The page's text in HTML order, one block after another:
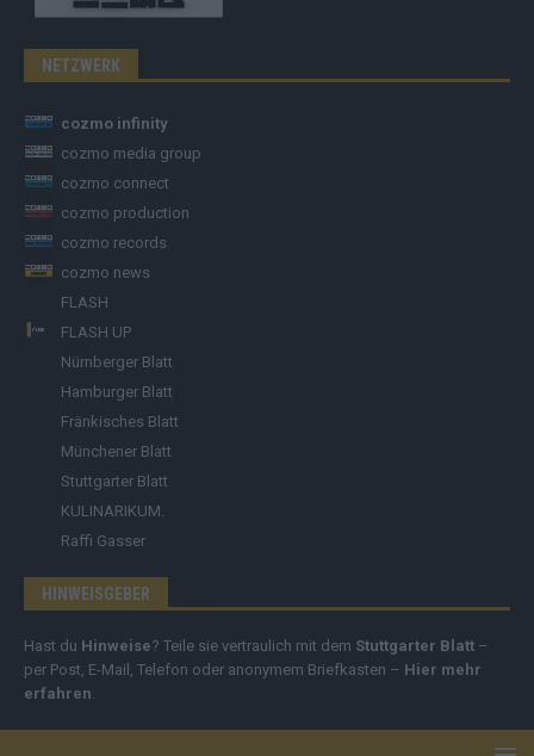
NETZWERK
cozmo infinity
cozmo media group
cozmo connect
cozmo production
cozmo records
cozmo news
FLASH
FLASH UP
Nürnberger Blatt
Hamburger Blatt
Fränkisches Blatt
Münchener Blatt
Stuttgarter Blatt
KULINARIKUM.
Raffi Gasser
HINWEISGEBER
Hast du Hinweise? Teile sie vertraulich mit dem Stuttgarter Blatt –
per Post, E-Mail, Telefon oder anonymem Briefkasten – Hier mehr
erfahren.